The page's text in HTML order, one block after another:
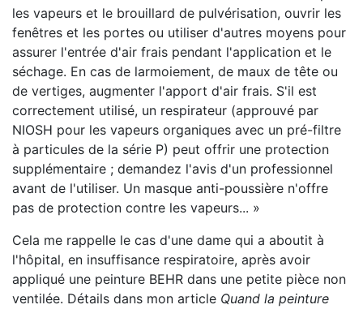
les vapeurs et le brouillard de pulvérisation, ouvrir les
fenêtres et les portes ou utiliser d'autres moyens pour
assurer l'entrée d'air frais pendant l'application et le
séchage. En cas de larmoiement, de maux de tête ou
de vertiges, augmenter l'apport d'air frais. S'il est
correctement utilisé, un respirateur (approuvé par
NIOSH pour les vapeurs organiques avec un pré-filtre
à particules de la série P) peut offrir une protection
supplémentaire ; demandez l'avis d'un professionnel
avant de l'utiliser. Un masque anti-poussière n'offre
pas de protection contre les vapeurs... »
Cela me rappelle le cas d'une dame qui a aboutit à
l'hôpital, en insuffisance respiratoire, après avoir
appliqué une peinture BEHR dans une petite pièce non
ventilée. Détails dans mon article Quand la peinture